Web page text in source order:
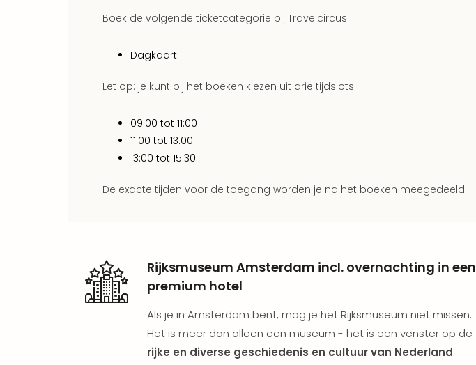
Boek de volgende ticketcategorie bij Travelcircus:
Dagkaart
Let op: je kunt bij het boeken kiezen uit drie tijdslots:
09:00 tot 11:00
11:00 tot 13:00
13:00 tot 15:30
De exacte tijden voor de toegang worden je na het boeken meegedeeld.
Rijksmuseum Amsterdam incl. overnachting in een
premium hotel
Als je in Amsterdam bent, mag je het Rijksmuseum niet missen.
Het is meer dan alleen een museum - het is een venster op de
rijke en diverse geschiedenis en cultuur van Nederland.